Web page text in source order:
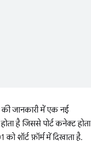
की जानकारी में एक नई
है जिससे पोर्ट कनेक्ट होता
शॉर्ट फ़ॉर्म में दिखाता है.